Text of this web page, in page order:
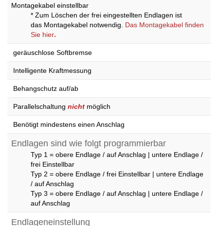
Montagekabel einstellbar
* Zum Löschen der frei eingestellten Endlagen ist
das Montagekabel notwendig. Das Montagekabel finden
Sie hier.
geräuschlose Softbremse
Intelligente Kraftmessung
Behangschutz auf/ab
Parallelschaltung nicht möglich
Benötigt mindestens einen Anschlag
Endlagen sind wie folgt programmierbar
Typ 1 = obere Endlage / auf Anschlag | untere Endlage /
frei Einstellbar
Typ 2 = obere Endlage / frei Einstellbar | untere Endlage
/ auf Anschlag
Typ 3 = obere Endlage / auf Anschlag | untere Endlage /
auf Anschlag
Endlageneinstellung